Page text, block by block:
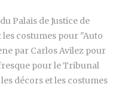
Palais de Justice de
les costumes pour "Auto
par Carlos Avilez pour
pour le Tribunal
les décors et les costumes